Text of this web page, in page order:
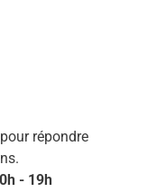
pour répondre
- 19h